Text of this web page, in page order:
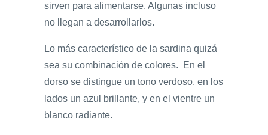
sirven para alimentarse. Algunas incluso
no llegan a desarrollarlos.
Lo más característico de la sardina quizá
sea su combinación de colores. En el
dorso se distingue un tono verdoso, en los
lados un azul brillante, y en el vientre un
blanco radiante.